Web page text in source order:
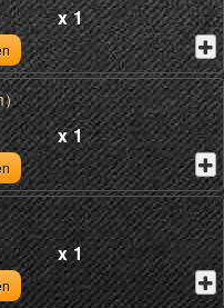
x 1
）
x 1
x 1